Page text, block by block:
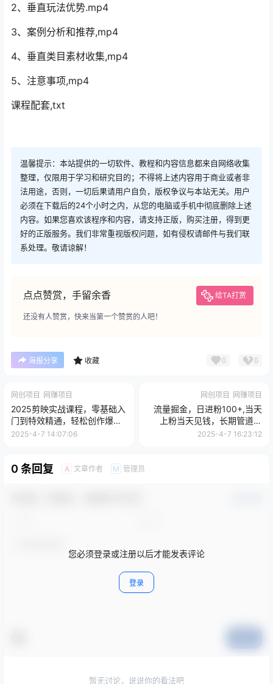
2、垂直玩法优势.mp4
3、案例分析和推荐,mp4
4、垂直类目素材收集,mp4
5、注意事项,mp4
课程配套,txt
温馨提示：本站提供的一切软件、教程和内容信息都来自网络收集
整理，仅限用于学习和研究目的；不得将上述内容用于商业或者非
法用途，否则，一切后果请用户自负，版权争议与本站无关。用户
必须在下载后的24个小时之内，从您的电脑或手机中彻底删除上述
内容。如果您喜欢该程序和内容，请支持正版，购买注册，得到更
好的正版服务。我们非常重视版权问题，如有侵权请邮件与我们联
系处理。敬请谅解！
点点赞赏，手留余香 给TA打赏
还没有人赞赏，快来当第一个赞赏的人吧！
海报分享 收藏 0 0
网创项目 网赚项目
2025剪映实战课程，零基础入
门到特效精通，轻松创作爆款
视频
2025-4-7 14:07:06
网创项目 网赚项目
流量掘金，日进粉100+,当天
上粉当天见钱，长期管道收
入，每月躺赚5000-1w
2025-4-7 16:23:12
0 条回复 A 文章作者 M 管理员
您必须登录或注册以后才能发表评论
登录
暂无讨论，说说你的看法吧